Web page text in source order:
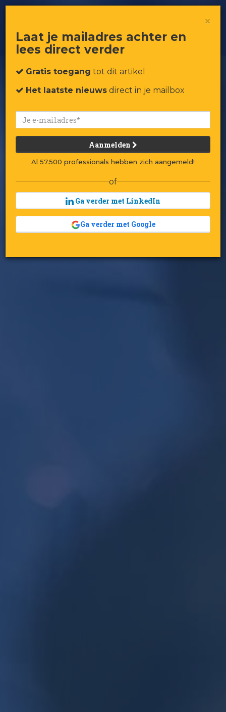
is een stuk leuker dan een krimper'×
Laat je mailadres achter en
lees direct verder
Gratis toegang tot dit artikel
Het laatste nieuws direct in je mailbox
Aanmelden
Al 57.500 professionals hebben zich aangemeld!
of
Ga verder met LinkedIn
Ga verder met Google